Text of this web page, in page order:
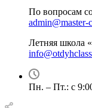
По вопросам
admin@master-
Летняя школа
Пн. – Пт.: с